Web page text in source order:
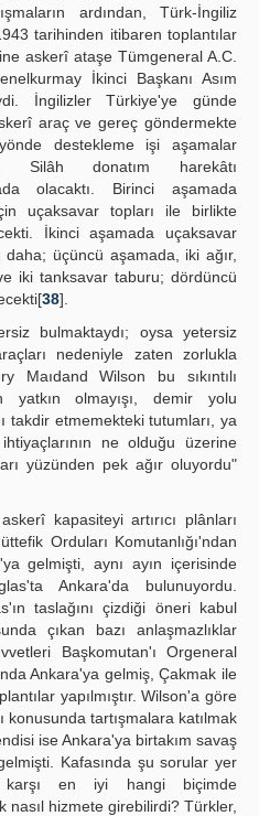
ardından, Türk-İngiliz
tarihinden itibaren toplantılar
askerî ataşe Tümgeneral A.C.
İkinci Başkanı Asım
İngilizler Türkiye'ye günde
araç ve gereç göndermekte
destekleme işi aşamalar
Silâh donatım harekâtı
olacaktı. Birinci aşamada
uçaksavar topları ile birlikte
İkinci aşamada uçaksavar
üçüncü aşamada, iki ağır,
iki tanksavar taburu; dördüncü
38].
bulmaktaydı; oysa yetersiz
nedeniyle zaten zorlukla
Maıdand Wilson bu sıkıntılı
yatkın olmayışı, demir yolu
takdir etmemekteki tutumları, ya
ne olduğu üzerine
yüzünden pek ağır oluyordu"
kapasiteyi artırıcı plânları
Orduları Komutanlığı'ndan
gelmişti, aynı ayın içerisinde
Ankara'da bulunuyordu.
taslağını çizdiği öneri kabul
çıkan bazı anlaşmazlıklar
Başkomutan'ı Orgeneral
Ankara'ya gelmiş, Çakmak ile
yapılmıştır. Wilson'a göre
konusunda tartışmalara katılmak
ise Ankara'ya birtakım savaş
Kafasında şu sorular yer
karşı en iyi hangi biçimde
hizmete girebilirdi? Türkler,